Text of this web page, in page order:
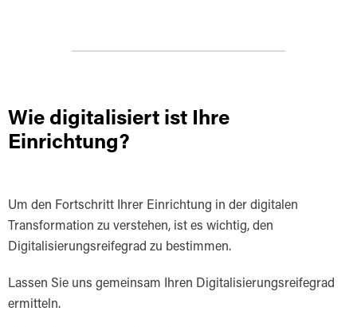
Wie digitalisiert ist Ihre
Einrichtung?
Um den Fortschritt Ihrer Einrichtung in der digitalen
Transformation zu verstehen, ist es wichtig, den
Digitalisierungsreifegrad zu bestimmen.
Lassen Sie uns gemeinsam Ihren Digitalisierungsreifegrad
ermitteln.